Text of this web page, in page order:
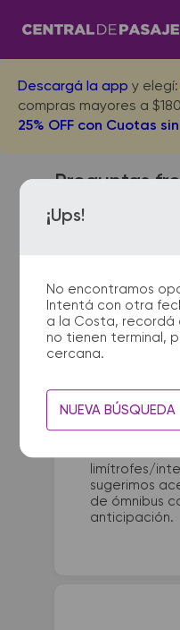
Descargá la app y elegí:
compras mayores a
25% OFF con Cuotas
¡Ups!
No encontramos
Intentá con otra
a la Costa, recordá
no tienen terminal,
cercana.
NUEVA BÚSQUEDA
Preguntas
viaje desde
Acceso a
¿Con
debo
terminal de
Para viajes
limítrofes/
sugerimos
de ómnibus
anticipación.